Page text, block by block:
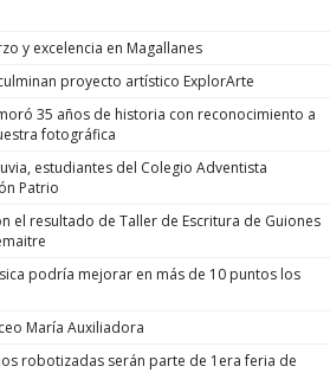
y excelencia en Magallanes
proyecto artístico ExplorArte
35 años de historia con reconocimiento a
fotográfica
estudiantes del Colegio Adventista
Patrio
el resultado de Taller de Escritura de Guiones
podría mejorar en más de 10 puntos los
María Auxiliadora
robotizadas serán parte de 1era feria de